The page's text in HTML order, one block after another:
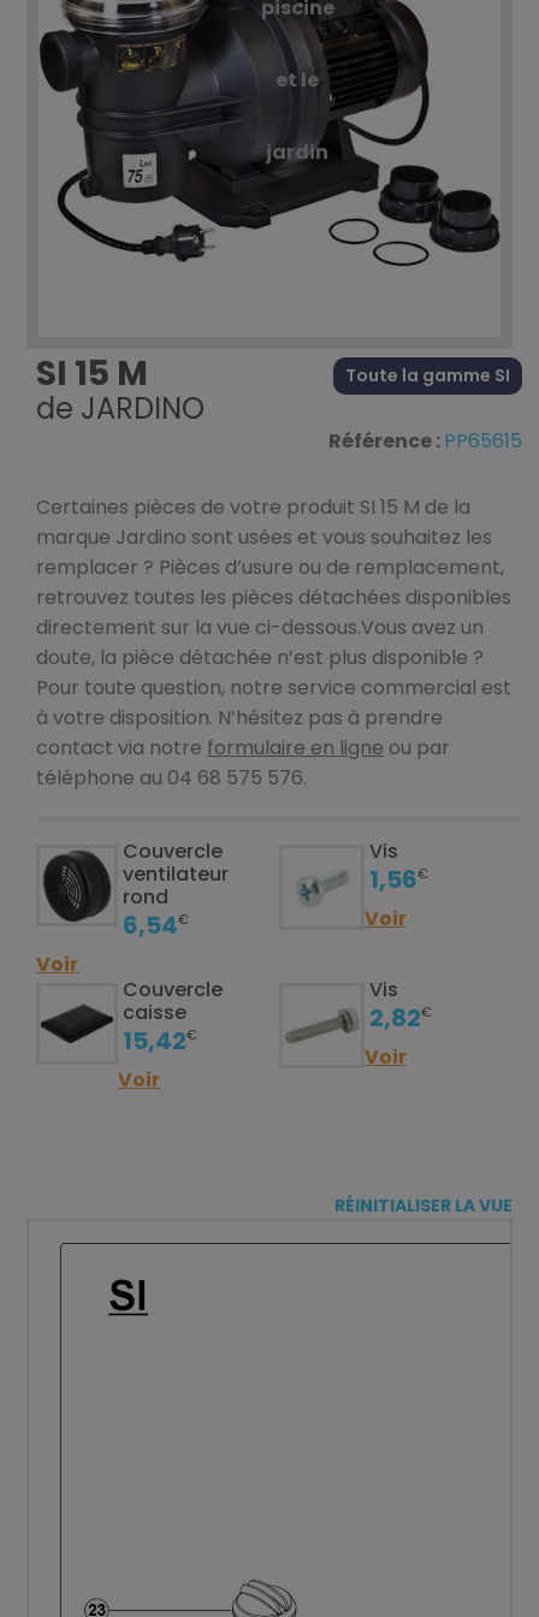
piscine
et le
jardin
SI 15 M
de JARDINO
Toute la gamme SI
Référence :PP65615
Certaines pièces de votre produit SI 15 M de la
marque Jardino sont usées et vous souhaitez les
remplacer ? Pièces d’usure ou de remplacement,
retrouvez toutes les pièces détachées disponibles
directement sur la vue ci-dessous.Vous avez un
doute, la pièce détachée n’est plus disponible ?
Pour toute question, notre service commercial est
à votre disposition. N’hésitez pas à prendre
contact via notre formulaire en ligne ou par
téléphone au 04 68 575 576.
Couvercle
ventilateur
rond
6,54€
Voir
Vis
1,56€
Voir
Couvercle
caisse
15,42€
Voir
Vis
2,82€
Voir
RÉINITIALISER LA VUE